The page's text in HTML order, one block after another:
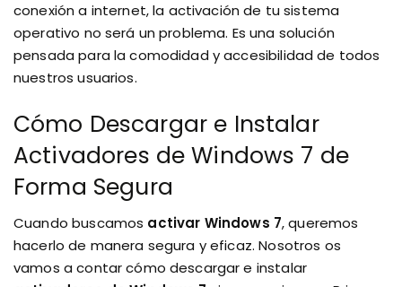
conexión a internet, la activación de tu sistema
operativo no será un problema. Es una solución
pensada para la comodidad y accesibilidad de todos
nuestros usuarios.
Cómo Descargar e Instalar
Activadores de Windows 7 de
Forma Segura
Cuando buscamos activar Windows 7, queremos
hacerlo de manera segura y eficaz. Nosotros os
vamos a contar cómo descargar e instalar